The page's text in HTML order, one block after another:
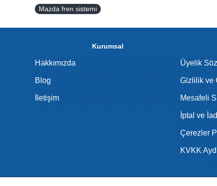
Mazda fren sistemi
Kurumsal
Hakkımızda
Blog
İletişim
Üyelik
Gizlilik ve
Mesafeli
İptal ve
Çerezler
KVKK